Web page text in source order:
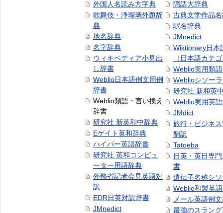
外国人名読み方字典
歌舞伎・浄瑠璃外題辞
典
地名辞典
名字辞典
ウィキペディア小見出
し辞書
Weblio日本語例文用例
辞書
Weblio類語・言い換え
辞書
研究社 新英和中辞典
Eゲイト英和辞典
ハイパー英語辞書
研究社 英和コンピュ
ーター用語辞典
外務省記者会見英語対
訳
EDR日英対訳辞書
JMnedict
隠語大辞典
古典文学作品
駅名辞典
JMnedict
Wiktionary日本
（日本語カテ
Weblio実用類
Weblioシソー
研究社 新和英
Weblio実用英
JMdict
旅行・ビジネ
翻訳
Tatoeba
日英・英日専
書
遺伝子名称シ
Weblio和製英
メール英語例
最強のスラン